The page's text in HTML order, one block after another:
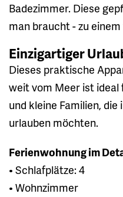
Badezimmer. Diese
man braucht - zu
Einzigartiger
Dieses praktische
weit vom Meer ist
und kleine Familien, die
urlauben möchten.
Ferienwohnung im
• Schlafplätze: 4
• Wohnzimmer